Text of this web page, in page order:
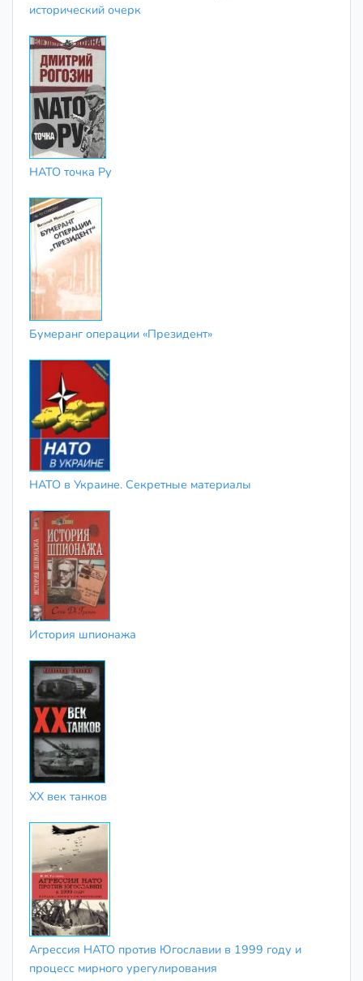
исторический очерк
НАТО точка Ру
Бумеранг операции «Президент»
НАТО в Украине. Секретные материалы
История шпионажа
XX век танков
Агрессия НАТО против Югославии в 1999 году и
процесс мирного урегулирования